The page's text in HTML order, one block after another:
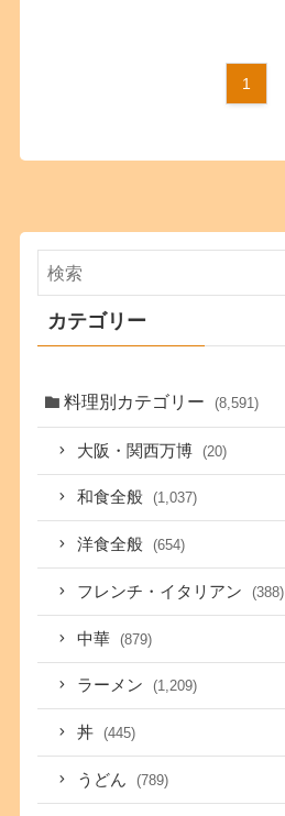
1
カテゴリー
料理別カテゴリー (8,591)
大阪・関西万博 (20)
和食全般 (1,037)
洋食全般 (654)
フレンチ・イタリアン (388)
中華 (879)
ラーメン (1,209)
丼 (445)
うどん (789)